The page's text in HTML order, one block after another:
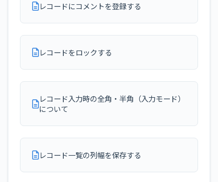
レコードにコメントを登録する
レコードをロックする
レコード入力時の全角・半角（入力モード）
について
レコード一覧の列幅を保存する